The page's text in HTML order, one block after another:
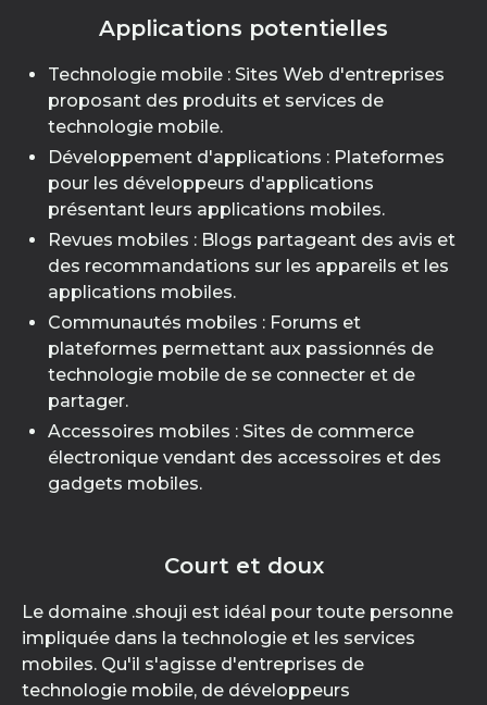
Applications potentielles
Technologie mobile : Sites Web d'entreprises
proposant des produits et services de
technologie mobile.
Développement d'applications : Plateformes
pour les développeurs d'applications
présentant leurs applications mobiles.
Revues mobiles : Blogs partageant des avis et
des recommandations sur les appareils et les
applications mobiles.
Communautés mobiles : Forums et
plateformes permettant aux passionnés de
technologie mobile de se connecter et de
partager.
Accessoires mobiles : Sites de commerce
électronique vendant des accessoires et des
gadgets mobiles.
Court et doux
Le domaine .shouji est idéal pour toute personne
impliquée dans la technologie et les services
mobiles. Qu'il s'agisse d'entreprises de
technologie mobile, de développeurs